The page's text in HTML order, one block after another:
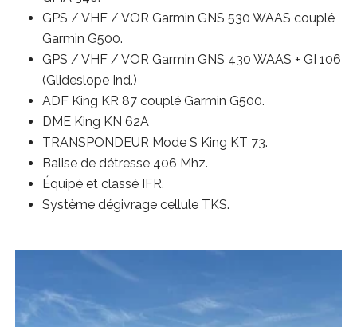
GPS / VHF / VOR Garmin GNS 530 WAAS couplé
Garmin G500.
GPS / VHF / VOR Garmin GNS 430 WAAS + GI 106
(Glideslope Ind.)
ADF King KR 87 couplé Garmin G500.
DME King KN 62A
TRANSPONDEUR Mode S King KT 73.
Balise de détresse 406 Mhz.
Équipé et classé IFR.
Système dégivrage cellule TKS.